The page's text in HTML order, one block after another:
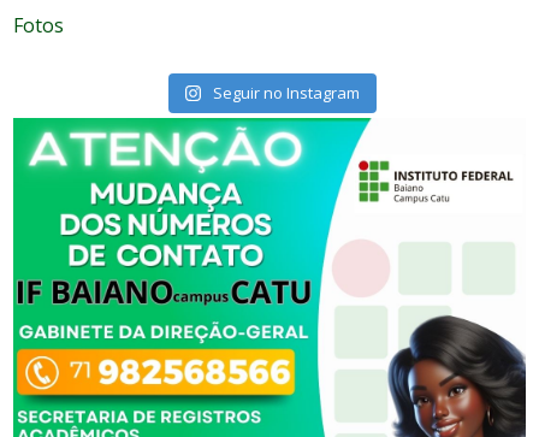
Fotos
Seguir no Instagram